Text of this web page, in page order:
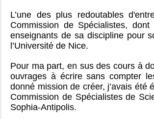
L’une des plus redoutables
Commission de Spécialistes,
enseignants de sa discipline pour
l’Université de Nice.
Pour ma part, en sus des cours à
ouvrages à écrire sans compter
donné mission de créer, j’avais été
Commission de Spécialistes de
Sophia-Antipolis.